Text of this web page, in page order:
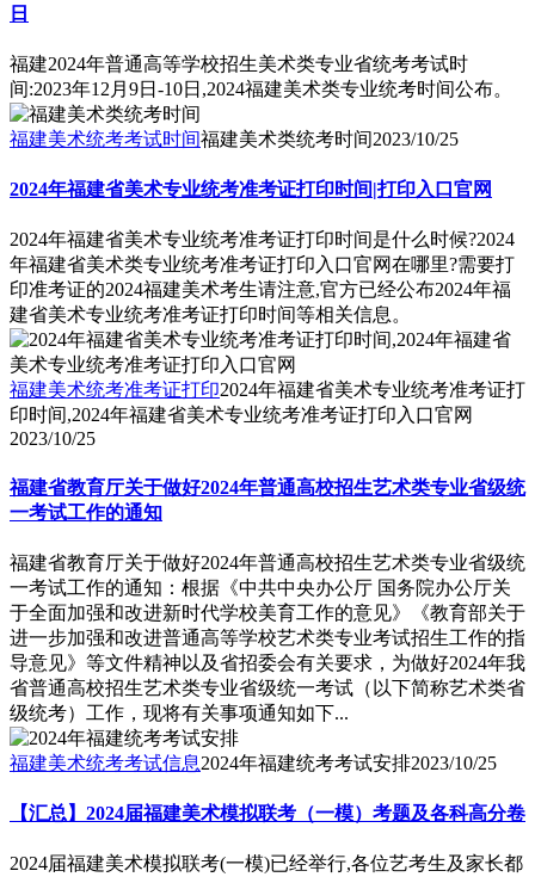
日
福建2024年普通高等学校招生美术类专业省统考考试时
间:2023年12月9日-10日,2024福建美术类专业统考时间公布。
福建美术统考考试时间福建美术类统考时间2023/10/25
2024年福建省美术专业统考准考证打印时间|打印入口官网
2024年福建省美术专业统考准考证打印时间是什么时候?2024
年福建省美术类专业统考准考证打印入口官网在哪里?需要打
印准考证的2024福建美术考生请注意,官方已经公布2024年福
建省美术专业统考准考证打印时间等相关信息。
福建美术统考准考证打印2024年福建省美术专业统考准考证打
印时间,2024年福建省美术专业统考准考证打印入口官网
2023/10/25
福建省教育厅关于做好2024年普通高校招生艺术类专业省级统
一考试工作的通知
福建省教育厅关于做好2024年普通高校招生艺术类专业省级统
一考试工作的通知：根据《中共中央办公厅 国务院办公厅关
于全面加强和改进新时代学校美育工作的意见》《教育部关于
进一步加强和改进普通高等学校艺术类专业考试招生工作的指
导意见》等文件精神以及省招委会有关要求，为做好2024年我
省普通高校招生艺术类专业省级统一考试（以下简称艺术类省
级统考）工作，现将有关事项通知如下...
福建美术统考考试信息2024年福建统考考试安排2023/10/25
【汇总】2024届福建美术模拟联考（一模）考题及各科高分卷
2024届福建美术模拟联考(一模)已经举行,各位艺考生及家长都